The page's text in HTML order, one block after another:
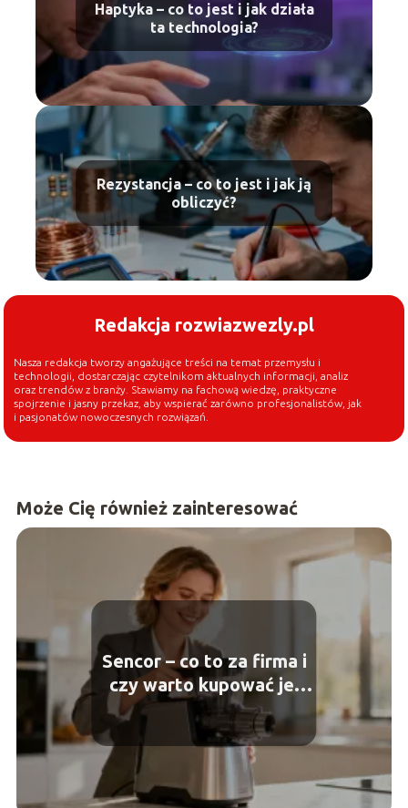
Haptyka – co to jest i jak działa
ta technologia?
Rezystancja – co to jest i jak ją
obliczyć?
Redakcja rozwiazwezly.pl
Nasza redakcja tworzy angażujące treści na temat przemysłu i
technologii, dostarczając czytelnikom aktualnych informacji, analiz
oraz trendów z branży. Stawiamy na fachową wiedzę, praktyczne
spojrzenie i jasny przekaz, aby wspierać zarówno profesjonalistów, jak
i pasjonatów nowoczesnych rozwiązań.
Może Cię również zainteresować
Sencor – co to za firma i
czy warto kupować jej
sprzęt?